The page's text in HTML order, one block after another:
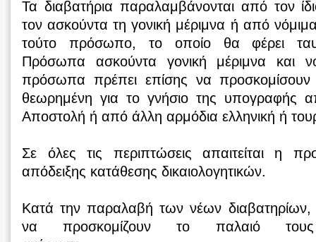
Τα διαβατήρια παραλαμβάνονται από τον
τον ασκούντα τη γονική μέριμνα ή από
τούτο πρόσωπο, το οποίο θα φέρει
Πρόσωπα ασκούντα γονική μέριμνα και
πρόσωπα πρέπει επίσης να προσκομίσουν
θεωρημένη για το γνήσιο της υπογραφής
Αποστολή ή από άλλη αρμόδια ελληνική ή
Σε όλες τις περιπτώσεις απαιτείται η
απόδειξης κατάθεσης δικαιολογητικών.
Κατά την παραλαβή των νέων διαβατηρίων,
να προσκομίζουν το παλαιό